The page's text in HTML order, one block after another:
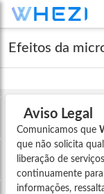
Efeitos da
Aviso Legal
Comunicamos que
que não solicita
liberação de
continuamente
informações,